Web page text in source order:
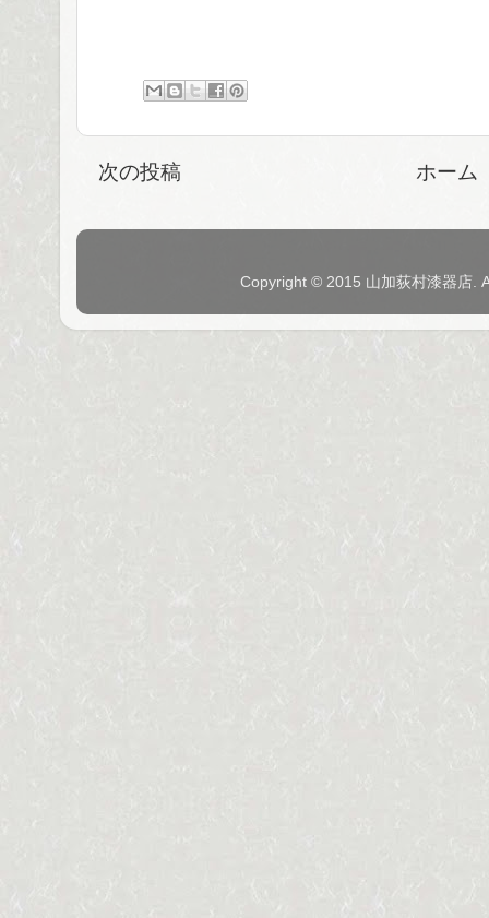
次の投稿 ホーム
Copyright © 2015 山加荻村漆器店.